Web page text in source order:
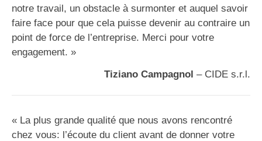
notre travail, un obstacle à surmonter et auquel savoir
faire face pour que cela puisse devenir au contraire un
point de force de l’entreprise. Merci pour votre
engagement. »
Tiziano Campagnol – CIDE s.r.l.
« La plus grande qualité que nous avons rencontré
chez vous: l’écoute du client avant de donner votre